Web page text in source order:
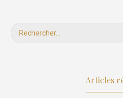
Articles